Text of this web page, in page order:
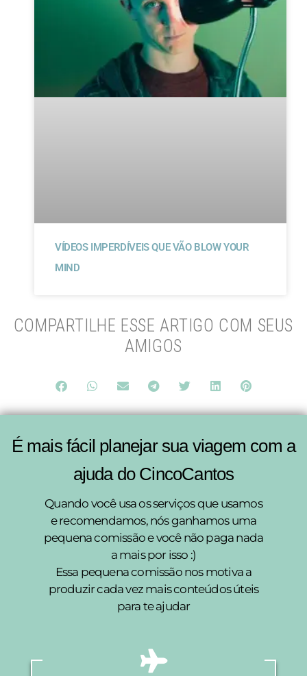
VÍDEOS IMPERDÍVEIS QUE VÃO BLOW YOUR
MIND
COMPARTILHE ESSE ARTIGO COM SEUS
AMIGOS
É mais fácil planejar sua viagem com a
ajuda do CincoCantos
Quando você usa os serviços que usamos
e recomendamos, nós ganhamos uma
pequena comissão e você não paga nada
a mais por isso :)
Essa pequena comissão nos motiva a
produzir cada vez mais conteúdos úteis
para te ajudar